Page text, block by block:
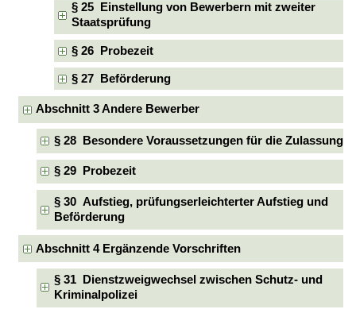
§ 25 Einstellung von Bewerbern mit zweiter
Staatsprüfung
§ 26 Probezeit
§ 27 Beförderung
Abschnitt 3 Andere Bewerber
§ 28 Besondere Voraussetzungen für die Zulassung
§ 29 Probezeit
§ 30 Aufstieg, prüfungserleichterter Aufstieg und
Beförderung
Abschnitt 4 Ergänzende Vorschriften
§ 31 Dienstzweigwechsel zwischen Schutz- und
Kriminalpolizei